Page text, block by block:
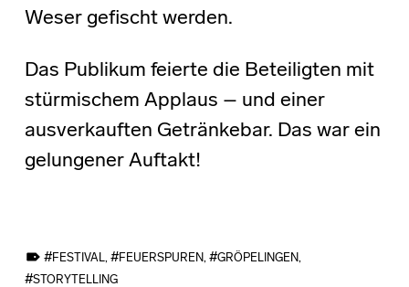
Weser gefischt werden.
Das Publikum feierte die Beteiligten mit
stürmischem Applaus – und einer
ausverkauften Getränkebar. Das war ein
gelungener Auftakt!
FESTIVAL, FEUERSPUREN, GRÖPELINGEN,
STORYTELLING